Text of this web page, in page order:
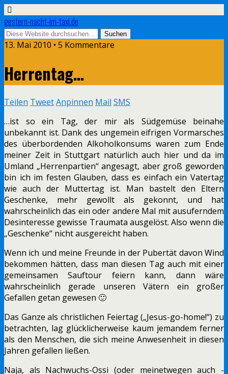
gestern-nacht-im-taxi.de
13. Mai 2010 • 5 Kommentare
Herrentag…
Teilen TweetAnpinnen Mail SMS
…ist so ein Tag, der mir als Südgemüse beinahe
unbekannt ist. Dank des ungemein eifrigen Vormarsches
des überbordenden Alkoholkonsums waren zum Ende
meiner Zeit in Stuttgart natürlich auch hier und da im
Umland „Herrenpartien“ angesagt, aber groß geworden
bin ich im festen Glauben, dass es einfach ein Vatertag
wie auch der Muttertag ist. Man bastelt den Eltern
Geschenke, mehr gewollt als gekonnt, und hat
wahrscheinlich das ein oder andere Mal mit ausuferndem
Desinteresse gewisse Traumata ausgelöst. Also wenn die
„Geschenke“ nicht ausgereicht haben.
Wenn ich und meine Freunde in der Pubertät davon Wind
bekommen hätten, dass man diesen Tag auch mit einer
gemeinsamen Sauftour feiern kann, dann wäre
wahrscheinlich gerade unseren Vätern ein großer
Gefallen getan gewesen 🙂
Das Ganze als christlichen Feiertag („Jesus-go-home!“) zu
betrachten, lag glücklicherweise kaum jemandem ferner
als den Menschen, die sich meine Anwesenheit in diesen
Jahren gefallen ließen.
Naja, als Nachwuchs-Ossi (oder meinetwegen auch -